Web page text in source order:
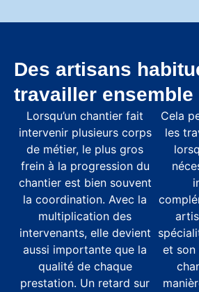
Des artisans
travailler ensemble
Lorsqu’un chantier fait
intervenir plusieurs corps
de métier, le plus gros
frein à la progression du
chantier est bien souvent
la coordination. Avec la
multiplication des
intervenants, elle devient
aussi importante que la
qualité de chaque
prestation. Un retard sur
Cela
les
et son